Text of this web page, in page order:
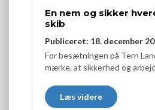
En nem og sikker
skib
Publiceret: 18. december
For besætningen på Tern
mærke, at sikkerhed og
Læs videre